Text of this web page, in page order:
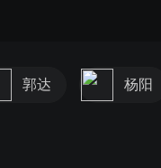
郭达 杨阳